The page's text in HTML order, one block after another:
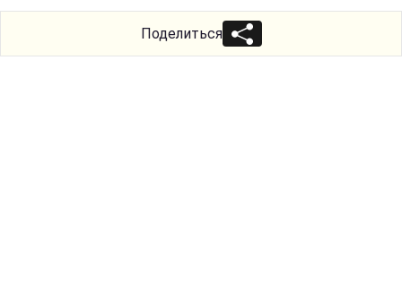
Поделиться